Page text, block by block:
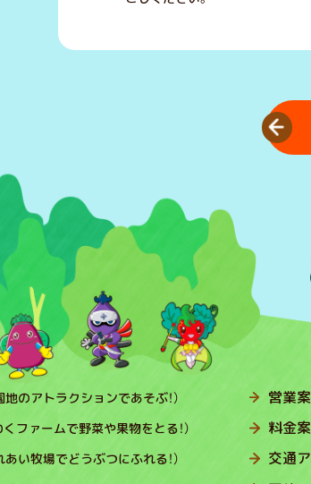
地のアトラクションであそぶ！）
くファームで野菜や果物をとる！）
あい牧場でどうぶつにふれる！）
営業
料金
交通